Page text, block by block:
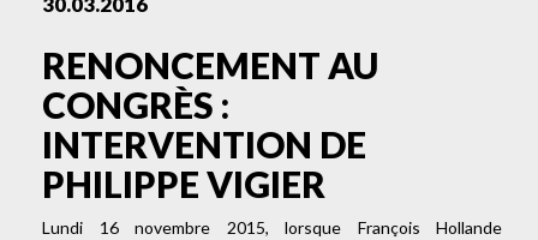
RENONCEMENT AU
CONGRÈS :
INTERVENTION DE
PHILIPPE VIGIER
Lundi 16 novembre 2015, lorsque François Hollande